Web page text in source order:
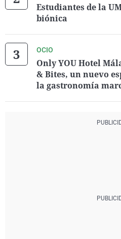
Estudiantes de la
biónica
OCIO
Only YOU Hotel
& Bites, un nuevo
la gastronomía